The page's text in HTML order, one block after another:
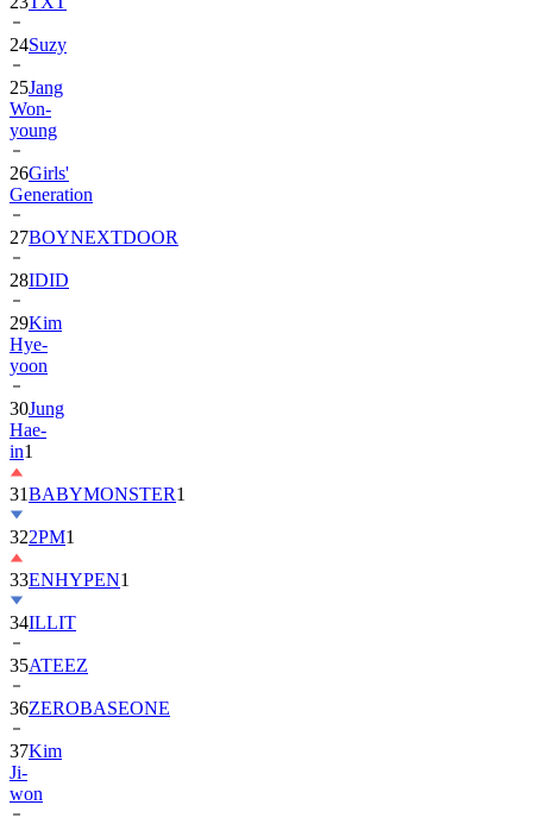
25Jang
Won-
young
26Girls'
Generation
27BOYNEXTDOOR
28IDID
29Kim
Hye-
yoon
30Jung
Hae-
in1
31BABYMONSTER
322PM1
33ENHYPEN
34ILLIT
35ATEEZ
36ZEROBASEONE
37Kim
Ji-
won
38KiiiKiii